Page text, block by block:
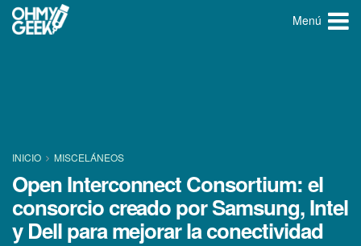
Menú
INICIO MISCELÁNEOS
Open Interconnect Consortium: el
consorcio creado por Samsung, Intel
y Dell para mejorar la conectividad